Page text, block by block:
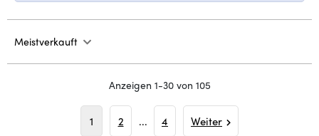
Meistverkauft
Anzeigen 1-30 von 105
1 2 ... 4 Weiter